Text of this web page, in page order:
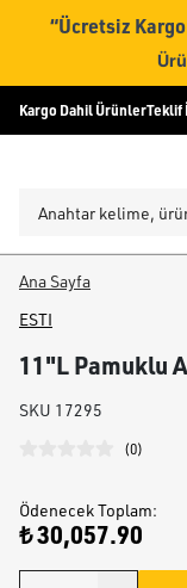
“Ücretsiz
Kargo Dahil ÜrünlerTeklif
Ana Sayfa
ESTI
11"L Pamuklu
SKU 17295
(0)
Ödenecek Toplam:
₺ 30,057.90